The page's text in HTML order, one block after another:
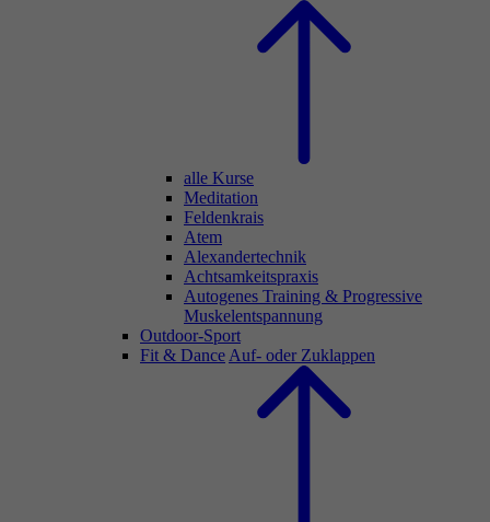
alle Kurse
Meditation
Feldenkrais
Atem
Alexandertechnik
Achtsamkeitspraxis
Autogenes Training & Progressive
Muskelentspannung
Outdoor-Sport
Fit & Dance Auf- oder Zuklappen